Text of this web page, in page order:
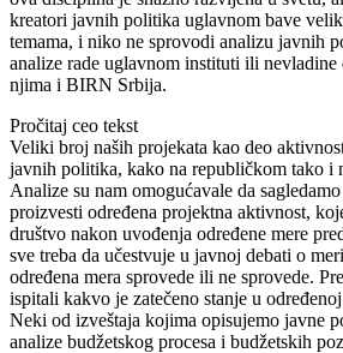
kreatori javnih politika uglavnom bave
temama, i niko ne sprovodi analizu javnih
analize rade uglavnom instituti ili nevladine
njima i BIRN Srbija.
Pročitaj ceo tekst
Veliki broj naših projekata kao deo
javnih politika, kako na republičkom tako i
Analize su nam omogućavale da
proizvesti određena projektna aktivnost,
društvo nakon uvođenja određene mere
sve treba da učestvuje u javnoj debati o
određena mera sprovede ili ne sprovede.
ispitali kakvo je zatečeno stanje u
Neki od izveštaja kojima opisujemo javne
analize budžetskog procesa i budžetskih